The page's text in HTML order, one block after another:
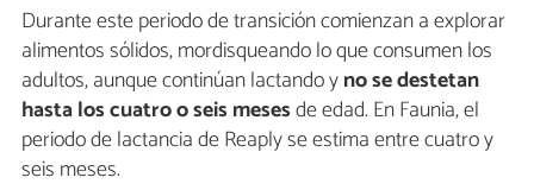
Durante este periodo de transición comienzan a explorar
alimentos sólidos, mordisqueando lo que consumen los
adultos, aunque continúan lactando yno se destetan
hasta los cuatro o seis mesesde edad. En Faunia, el
periodo de lactancia de Reaply se estima entre cuatro y
seis meses.